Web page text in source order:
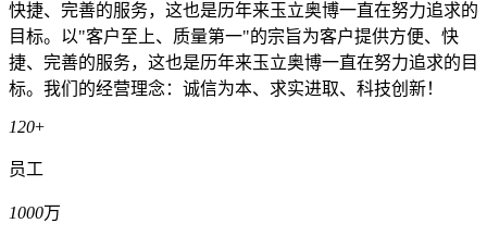
快捷、完善的服务，这也是历年来玉立奥博一直在努力追求的
目标。以"客户至上、质量第一"的宗旨为客户提供方便、快
捷、完善的服务，这也是历年来玉立奥博一直在努力追求的目
标。我们的经营理念：诚信为本、求实进取、科技创新！
120+
员工
1000万